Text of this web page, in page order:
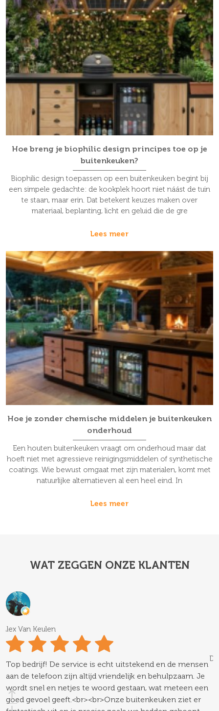
Hoe breng je biophilic design principes toe op je
buitenkeuken?
Biophilic design toepassen op een buitenkeuken begint bij
een simpele gedachte: de kookplek hoort niet náást de tuin
te staan, maar erin. Dat betekent keuzes maken over
materiaal, beplanting, licht en geluid die de gre
Lees meer
Hoe je zonder chemische middelen je buitenkeuken
onderhoud
Een houten buitenkeuken vraagt om onderhoud maar dat
hoeft niet met agressieve reinigingsmiddelen of synthetische
coatings. Wie bewust omgaat met zijn materialen, komt met
natuurlijke alternatieven al een heel eind. In
Lees meer
WAT ZEGGEN ONZE KLANTEN
Alex Van Keulen
Top bedrijf! De service is echt uitstekend en de mensen
aan de telefoon zijn altijd vriendelijk en behulpzaam. Je
wordt snel en netjes te woord gestaan, wat meteen een
goed gevoel geeft.<br><br>Onze buitenkeuken ziet er